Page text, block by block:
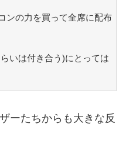
ンの力を買って全席に配布
いは付き合う)にとっては
ーたちからも大きな反